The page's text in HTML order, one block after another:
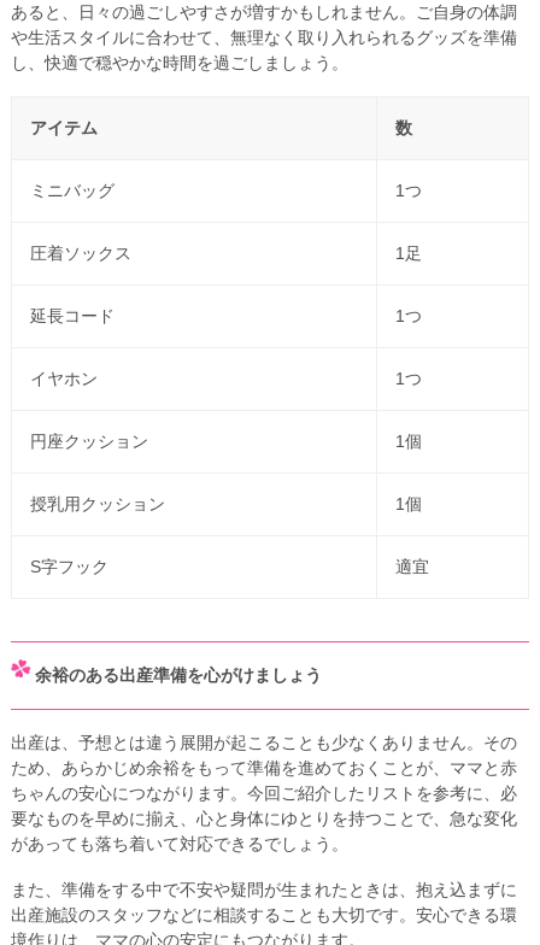
あると、日々の過ごしやすさが増すかもしれません。ご自身の体調
や生活スタイルに合わせて、無理なく取り入れられるグッズを準備
し、快適で穏やかな時間を過ごしましょう。
アイテム 数
ミニバッグ 1つ
圧着ソックス 1足
延長コード 1つ
イヤホン 1つ
円座クッション 1個
授乳用クッション 1個
S字フック 適宜
余裕のある出産準備を心がけましょう
出産は、予想とは違う展開が起こることも少なくありません。その
ため、あらかじめ余裕をもって準備を進めておくことが、ママと赤
ちゃんの安心につながります。今回ご紹介したリストを参考に、必
要なものを早めに揃え、心と身体にゆとりを持つことで、急な変化
があっても落ち着いて対応できるでしょう。
また、準備をする中で不安や疑問が生まれたときは、抱え込まずに
出産施設のスタッフなどに相談することも大切です。安心できる環
境作りは、ママの心の安定にもつながります。